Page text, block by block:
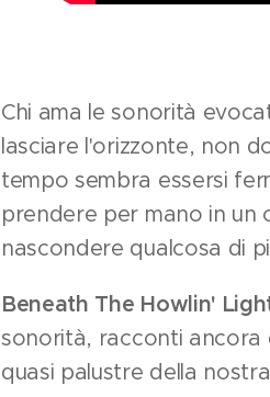
Chi ama le sonorità
lasciare l'orizzonte, non
tempo sembra essersi
prendere per mano in un
nascondere qualcosa di
Beneath The Howlin'
sonorità, racconti ancora
quasi palustre della